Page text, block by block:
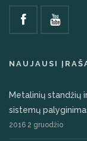
NAUJAUSI
Metalinių standžių
sistemų
2016 2 gruodžio